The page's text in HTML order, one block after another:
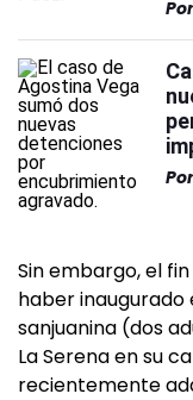
Por
Por
Sin embargo, el
haber inaugurado
sanjuanina (dos
La Serena en su
recientemente